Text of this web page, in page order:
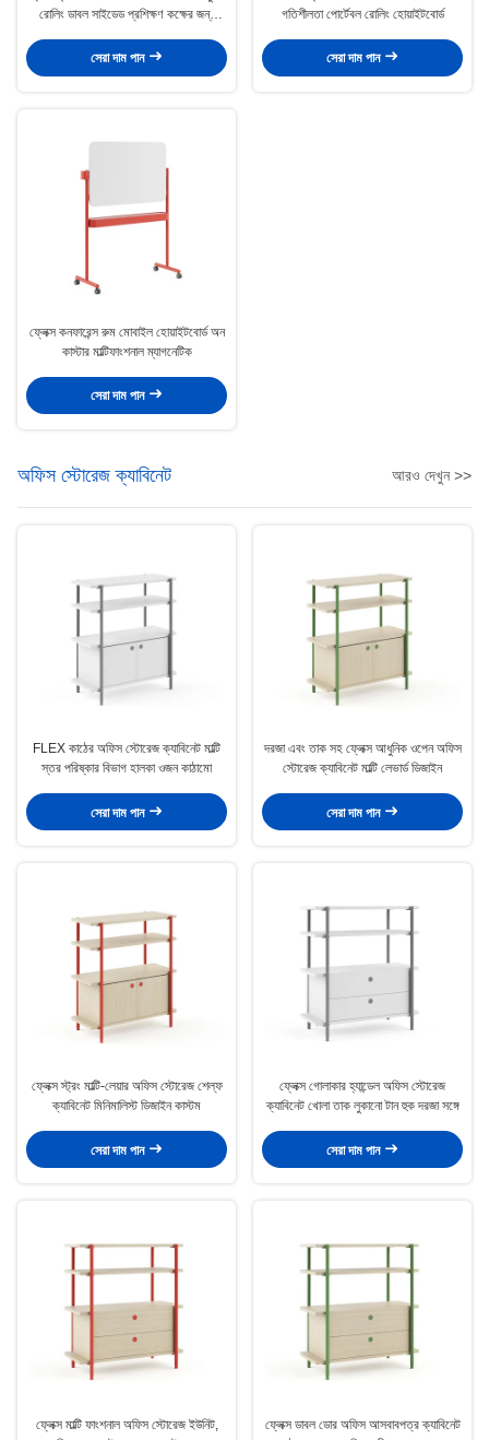
রোলিং ডাবল সাইডেড প্রশিক্ষণ কক্ষের জন্য
সেরা দাম পান
গতিশীলতা পোর্টেবল রোলিং হোয়াইটবোর্ড
সেরা দাম পান
ফ্লেক্স কনফারেন্স রুম মোবাইল হোয়াইটবোর্ড অন
কাস্টার মাল্টিফাংশনাল ম্যাগনেটিক
সেরা দাম পান
অফিস স্টোরেজ ক্যাবিনেট আরও দেখুন >>
FLEX কাঠের অফিস স্টোরেজ ক্যাবিনেট মাল্টি
স্তর পরিষ্কার বিভাগ হালকা ওজন কাঠামো
সেরা দাম পান
দরজা এবং তাক সহ ফ্লেক্স আধুনিক ওপেন অফিস
স্টোরেজ ক্যাবিনেট মাল্টি লেভার্ড ডিজাইন
সেরা দাম পান
ফ্লেক্স স্ট্রং মাল্টি-লেয়ার অফিস স্টোরেজ শেল্ফ
ক্যাবিনেট মিনিমালিস্ট ডিজাইন কাস্টম
সেরা দাম পান
ফ্লেক্স গোলাকার হ্যান্ডেল অফিস স্টোরেজ
ক্যাবিনেট খোলা তাক লুকানো টান হুক দরজা সঙ্গে
সেরা দাম পান
ফ্লেক্স মাল্টি ফাংশনাল অফিস স্টোরেজ ইউনিট,
ফ্লেক্স ডাবল ডোর অফিস আসবাবপত্র ক্যাবিনেট